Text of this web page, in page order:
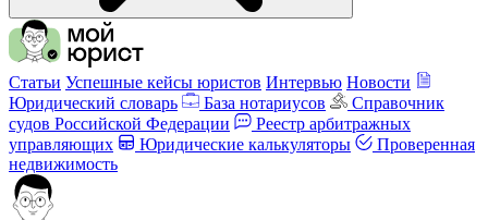
Статьи Успешные кейсы юристов Интервью Новости
Юридический словарь
База нотариусов
Справочник
судов Российской Федерации
Реестр арбитражных
управляющих
Юридические калькуляторы
Проверенная
недвижимость